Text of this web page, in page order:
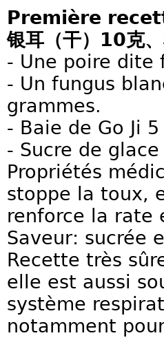
Première
银耳（干）10克
- Une poire dite
- Un fungus
grammes.
- Baie de Go Ji
- Sucre de
Propriétés
stoppe la toux,
renforce la rate
Saveur: sucrée
Recette très
elle est aussi
système
notamment